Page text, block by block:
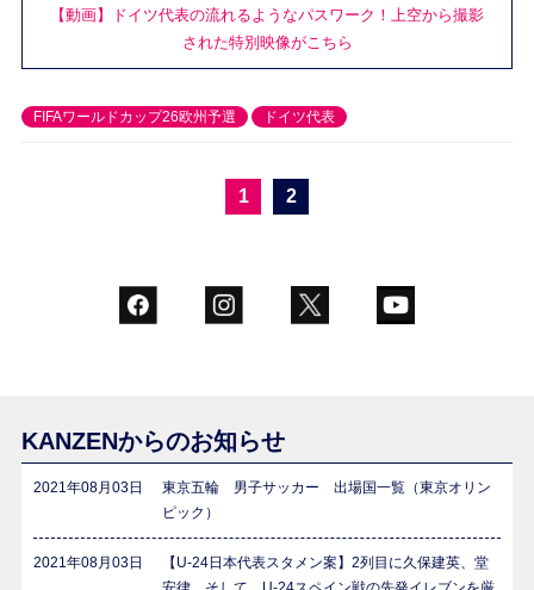
【動画】ドイツ代表の流れるようなパスワーク！上空から撮影
された特別映像がこちら
FIFAワールドカップ26欧州予選 ドイツ代表
1 2
KANZENからのお知らせ
2021年08月03日
東京五輪 男子サッカー 出場国一覧（東京オリン
ピック）
2021年08月03日
【U-24日本代表スタメン案】2列目に久保建英、堂